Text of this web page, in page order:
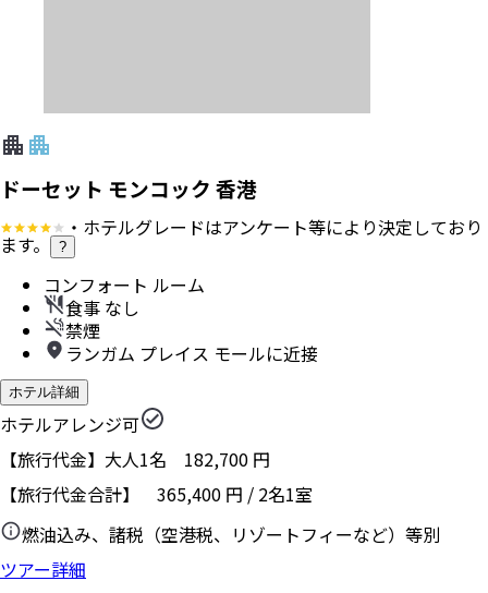
ドーセット モンコック 香港
・ホテルグレードはアンケート等により決定しており
ます。 ?
コンフォート ルーム
食事 なし
禁煙
ランガム プレイス モールに近接
ホテル詳細
ホテルアレンジ可
【旅行代金】大人1名 182,700 円
【旅行代金合計】 365,400 円 / 2名1室
燃油込み、諸税（空港税、リゾートフィーなど）等別
ツアー詳細